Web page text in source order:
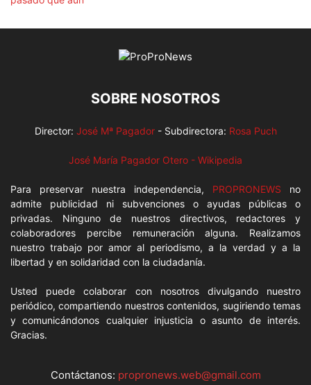
SOBRE NOSOTROS
Director: José Mª Pagador- Subdirectora: Rosa Puch
José María Pagador Otero - Wikipedia
Para preservar nuestra independencia, PROPRONEWS no
admite publicidad ni subvenciones o ayudas públicas o
privadas. Ninguno de nuestros directivos, redactores y
colaboradores percibe remuneración alguna. Realizamos
nuestro trabajo por amor al periodismo, a la verdad y a la
libertad y en solidaridad con la ciudadanía.
Usted puede colaborar con nosotros divulgando nuestro
periódico, compartiendo nuestros contenidos, sugiriendo temas
y comunicándonos cualquier injusticia o asunto de interés.
Gracias.
Contáctanos: propronews.web@gmail.com